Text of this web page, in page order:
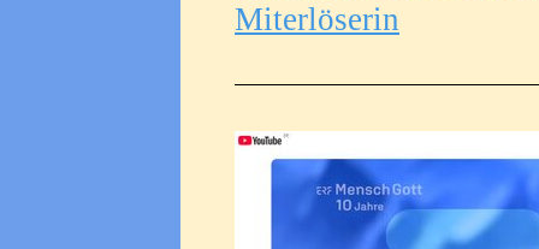
Miterlöserin